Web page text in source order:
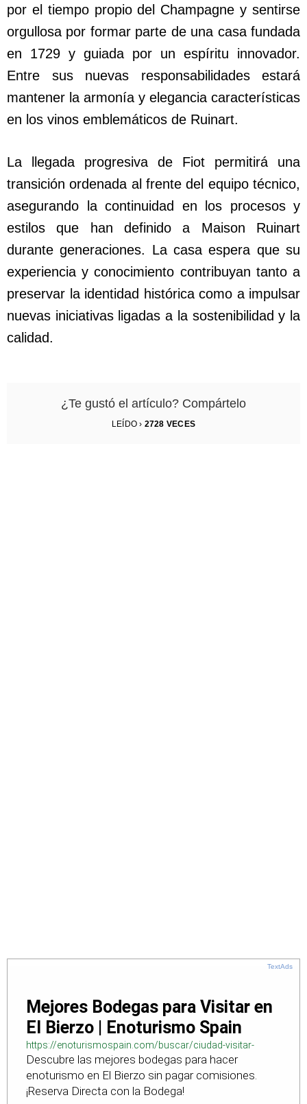
por el tiempo propio del Champagne y sentirse
orgullosa por formar parte de una casa fundada
en 1729 y guiada por un espíritu innovador.
Entre sus nuevas responsabilidades estará
mantener la armonía y elegancia características
en los vinos emblemáticos de Ruinart.
La llegada progresiva de Fiot permitirá una
transición ordenada al frente del equipo técnico,
asegurando la continuidad en los procesos y
estilos que han definido a Maison Ruinart
durante generaciones. La casa espera que su
experiencia y conocimiento contribuyan tanto a
preservar la identidad histórica como a impulsar
nuevas iniciativas ligadas a la sostenibilidad y la
calidad.
¿Te gustó el artículo? Compártelo
LEÍDO › 2728 VECES
TextAds
Mejores Bodegas para Visitar en
El Bierzo | Enoturismo Spain
https://enoturismospain.com/buscar/ciudad-visitar-
bodegas-en-leon
Descubre las mejores bodegas para hacer
enoturismo en El Bierzo sin pagar comisiones.
¡Reserva Directa con la Bodega!